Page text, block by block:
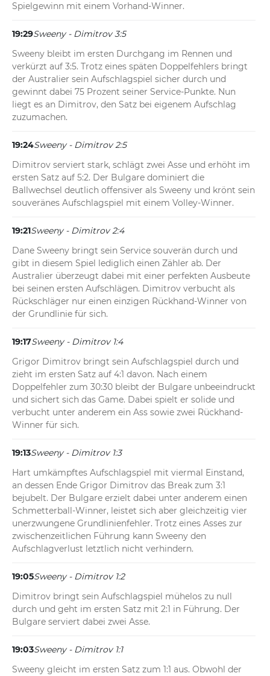
Spielgewinn mit einem Vorhand-Winner.
19:29Sweeny - Dimitrov 3:5
Sweeny bleibt im ersten Durchgang im Rennen und
verkürzt auf 3:5. Trotz eines späten Doppelfehlers bringt
der Australier sein Aufschlagspiel sicher durch und
gewinnt dabei 75 Prozent seiner Service-Punkte. Nun
liegt es an Dimitrov, den Satz bei eigenem Aufschlag
zuzumachen.
19:24Sweeny - Dimitrov 2:5
Dimitrov serviert stark, schlägt zwei Asse und erhöht im
ersten Satz auf 5:2. Der Bulgare dominiert die
Ballwechsel deutlich offensiver als Sweeny und krönt sein
souveränes Aufschlagspiel mit einem Volley-Winner.
19:21Sweeny - Dimitrov 2:4
Dane Sweeny bringt sein Service souverän durch und
gibt in diesem Spiel lediglich einen Zähler ab. Der
Australier überzeugt dabei mit einer perfekten Ausbeute
bei seinen ersten Aufschlägen. Dimitrov verbucht als
Rückschläger nur einen einzigen Rückhand-Winner von
der Grundlinie für sich.
19:17Sweeny - Dimitrov 1:4
Grigor Dimitrov bringt sein Aufschlagspiel durch und
zieht im ersten Satz auf 4:1 davon. Nach einem
Doppelfehler zum 30:30 bleibt der Bulgare unbeeindruckt
und sichert sich das Game. Dabei spielt er solide und
verbucht unter anderem ein Ass sowie zwei Rückhand-
Winner für sich.
19:13Sweeny - Dimitrov 1:3
Hart umkämpftes Aufschlagspiel mit viermal Einstand,
an dessen Ende Grigor Dimitrov das Break zum 3:1
bejubelt. Der Bulgare erzielt dabei unter anderem einen
Schmetterball-Winner, leistet sich aber gleichzeitig vier
unerzwungene Grundlinienfehler. Trotz eines Asses zur
zwischenzeitlichen Führung kann Sweeny den
Aufschlagverlust letztlich nicht verhindern.
19:05Sweeny - Dimitrov 1:2
Dimitrov bringt sein Aufschlagspiel mühelos zu null
durch und geht im ersten Satz mit 2:1 in Führung. Der
Bulgare serviert dabei zwei Asse.
19:03Sweeny - Dimitrov 1:1
Sweeny gleicht im ersten Satz zum 1:1 aus. Obwohl der